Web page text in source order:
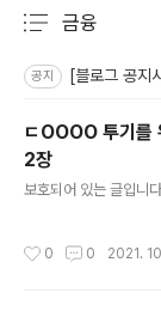
금융
공지 [블로그 공지
ㄷOOOO 투기를
2장
보호되어 있는 글입니
0 0 2021.